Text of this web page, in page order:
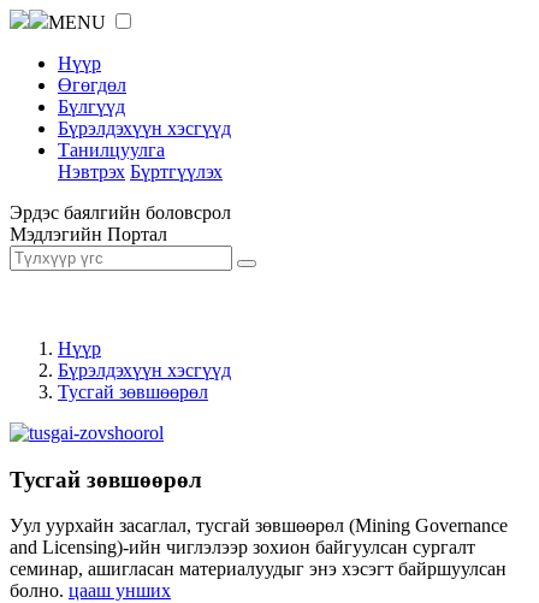
MENU
Нүүр
Өгөгдөл
Бүлгүүд
Бүрэлдэхүүн хэсгүүд
Танилцуулга
Нэвтрэх Бүртгүүлэх
Эрдэс баялгийн боловсрол
Мэдлэгийн Портал
Нүүр
Бүрэлдэхүүн хэсгүүд
Тусгай зөвшөөрөл
Тусгай зөвшөөрөл
Уул уурхайн засаглал, тусгай зөвшөөрөл (Mining Governance
and Licensing)-ийн чиглэлээр зохион байгуулсан сургалт
семинар, ашигласан материалуудыг энэ хэсэгт байршуулсан
болно. цааш унших